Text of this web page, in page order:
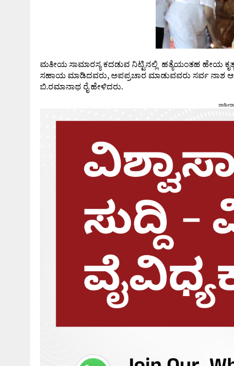
ಮತೀಯ ಸಾಮಾರಸ್ಯ ಕದಡುವ ನಿಟ್ಟಿನಲ್ಲಿ ಹತ್ಯೆಯಂತಹ ಹೇಯ
ಸಹಾಯ ಮಾಡಿದವರು, ಅಪಪ್ರಚಾರ ಮಾಡುವವರು ಸರ್ವ ನಾಶ
ಬಿ.ರಮಾನಾಥ ರೈ ಹೇಳಿದರು.